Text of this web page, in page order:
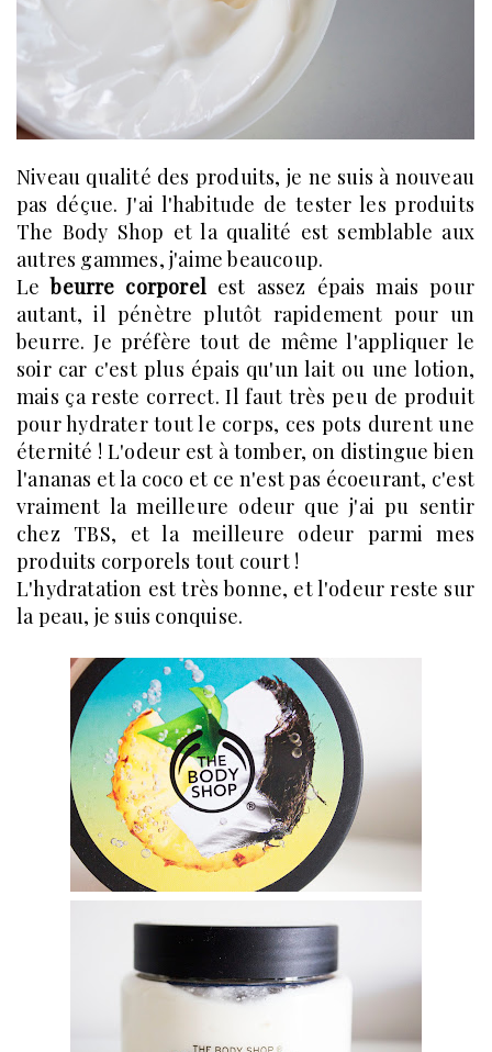
Niveau qualité des produits, je ne suis à nouveau
pas déçue. J'ai l'habitude de tester les produits
The Body Shop et la qualité est semblable aux
autres gammes, j'aime beaucoup.
Lebeurre corporel est assez épais mais pour
autant, il pénètre plutôt rapidement pour un
beurre. Je préfère tout de même l'appliquer le
soir car c'est plus épais qu'un lait ou une lotion,
mais ça reste correct. Il faut très peu de produit
pour hydrater tout le corps, ces pots durent une
éternité ! L'odeur est à tomber, on distingue bien
l'ananas et la coco et ce n'est pas écoeurant, c'est
vraiment la meilleure odeur que j'ai pu sentir
chez TBS, et la meilleure odeur parmi mes
produits corporels tout court !
L'hydratation est très bonne, et l'odeur reste sur
la peau, je suis conquise.